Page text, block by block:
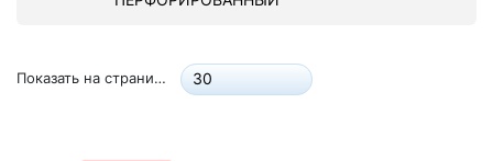
Показать на странице: 30